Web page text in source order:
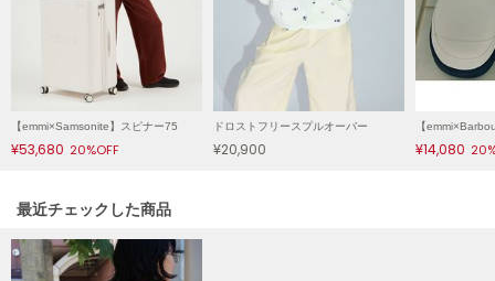
ネズ
NOWNS
ナウンス
【emmi×Samsonite】スピナー75
¥53,680 20%OFF
ドロストフリースプルオーバー
¥20,900 ¥14,080
関連記事
最近チェックした商品